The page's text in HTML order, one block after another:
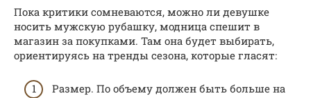
Пока критики сомневаются, можно ли девушке
носить мужскую рубашку, модница спешит в
магазин за покупками. Там она будет выбирать,
ориентируясь на тренды сезона, которые гласят:
Размер. По объему должен быть больше на